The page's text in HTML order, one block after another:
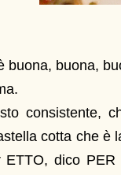
buona, buona,
consistente,
cotta che è
ETTO, dico